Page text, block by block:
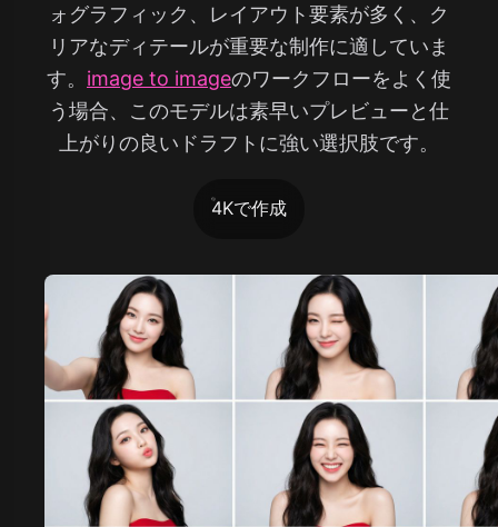
ォグラフィック、レイアウト要素が多く、ク
リアなディテールが重要な制作に適していま
す。 image to imageのワークフローをよく使
う場合、このモデルは素早いプレビューと仕
上がりの良いドラフトに強い選択肢です。
4Kで作成